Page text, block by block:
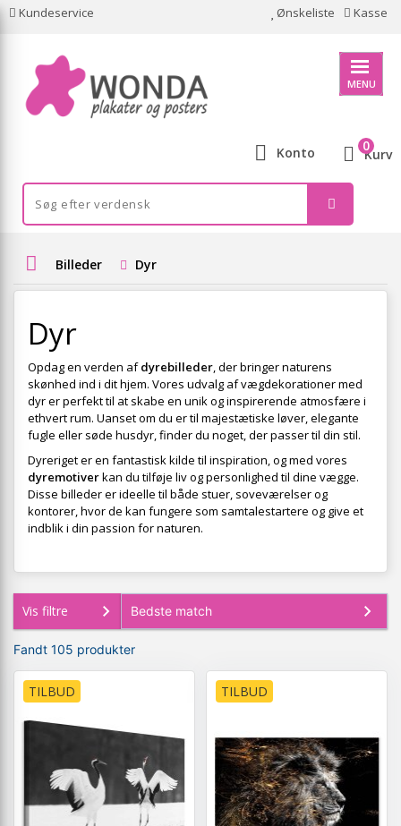
Kundeservice Ønskeliste Kasse
MENU
Konto Kurv
0
Billeder Dyr
Dyr
Opdag en verden afdyrebilleder, der bringer naturens
skønhed ind i dit hjem. Vores udvalg af vægdekorationer med
dyr er perfekt til at skabe en unik og inspirerende atmosfære i
ethvert rum. Uanset om du er til majestætiske løver, elegante
fugle eller søde husdyr, finder du noget, der passer til din stil.
Dyreriget er en fantastisk kilde til inspiration, og med vores
dyremotiverkan du tilføje liv og personlighed til dine vægge.
Disse billeder er ideelle til både stuer, soveværelser og
kontorer, hvor de kan fungere som samtalestartere og give et
indblik i din passion for naturen.
Vis filtre
Fandt 105 produkter
TILBUD TILBUD